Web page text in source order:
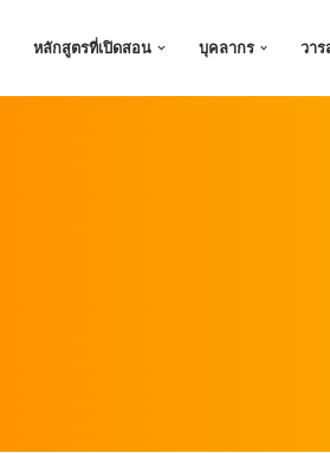
หลักสูตรที่เปิดสอน บุคลากร วาร